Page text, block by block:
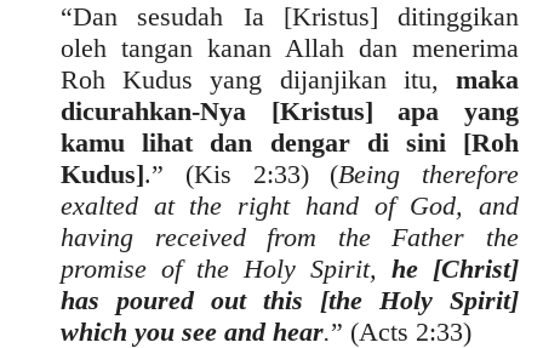
“Dan sesudah Ia [Kristus] ditinggikan
oleh tangan kanan Allah dan menerima
Roh Kudus yang dijanjikan itu, maka
dicurahkan-Nya [Kristus] apa yang
kamu lihat dan dengar di sini [Roh
Kudus].” (Kis 2:33) (Being therefore
exalted at the right hand of God, and
having received from the Father the
promise of the Holy Spirit, he [Christ]
has poured out this [the Holy Spirit]
which you see and hear.” (Acts 2:33)